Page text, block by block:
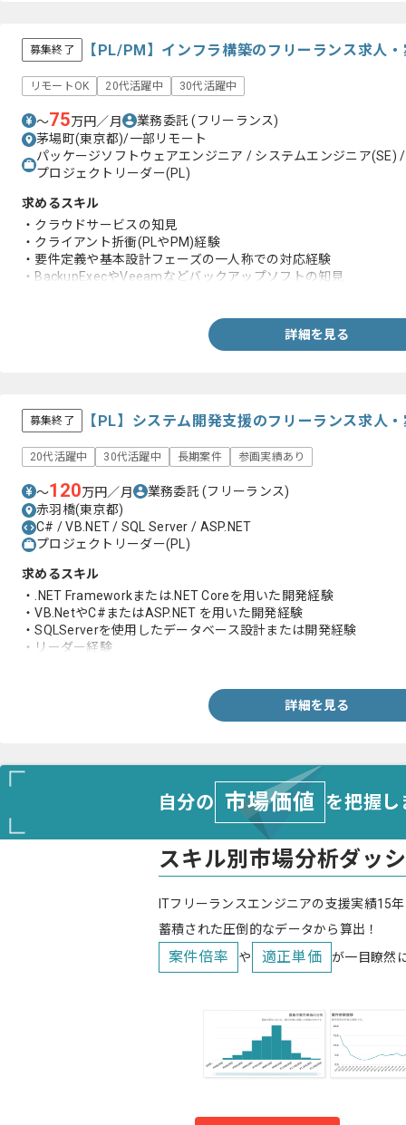
募集終了 【PL/PM】インフラ構築のフリーランス求人
リモートOK 20代活躍中 30代活躍中
〜75万円／月 業務委託(フリーランス)
茅場町(東京都)/一部リモート
パッケージソフトウェアエンジニア / システムエンジニア(SE)
プロジェクトリーダー(PL)
求めるスキル
・クラウドサービスの知見
・クライアント折衝(PLやPM)経験
・要件定義や基本設計フェーズの一人称での対応経験
・BackupExecやVeeamなどバックアップソフトの知見
詳細を見る
募集終了 【PL】システム開発支援のフリーランス求人
20代活躍中 30代活躍中 長期案件 参画実績あり
〜120万円／月 業務委託(フリーランス)
赤羽橋(東京都)
C# / VB.NET / SQL Server / ASP.NET
プロジェクトリーダー(PL)
求めるスキル
・.NET Frameworkまたは.NET Coreを用いた開発経験
・VB.NetやC#またはASP.NET を用いた開発経験
・SQLServerを使用したデータベース設計または開発経験
・リーダー経験
詳細を見る
自分の 市場価値 を把握
スキル別市場分析ダッ
ITフリーランスエンジニアの支援実績15
蓄積された圧倒的なデータから算出！
案件倍率 や 適正単価 が一目瞭然